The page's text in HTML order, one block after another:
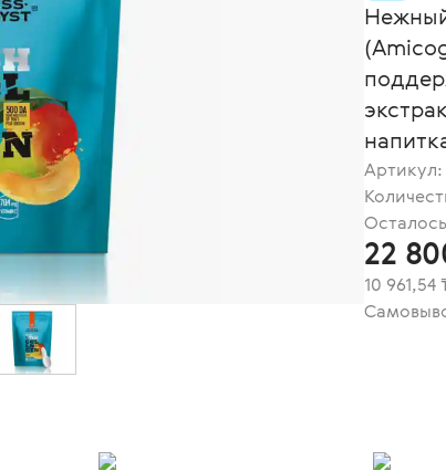
Артикул:
22
10 961,54